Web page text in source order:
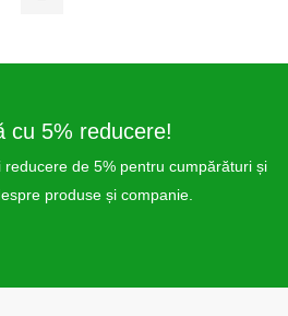
cu 5% reducere!
de 5% pentru cumpărături și
produse și companie.